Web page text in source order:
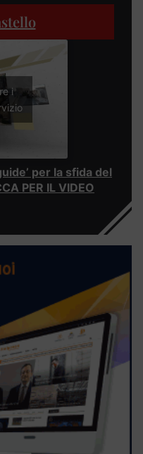
i
per la sfida del
PER IL VIDEO